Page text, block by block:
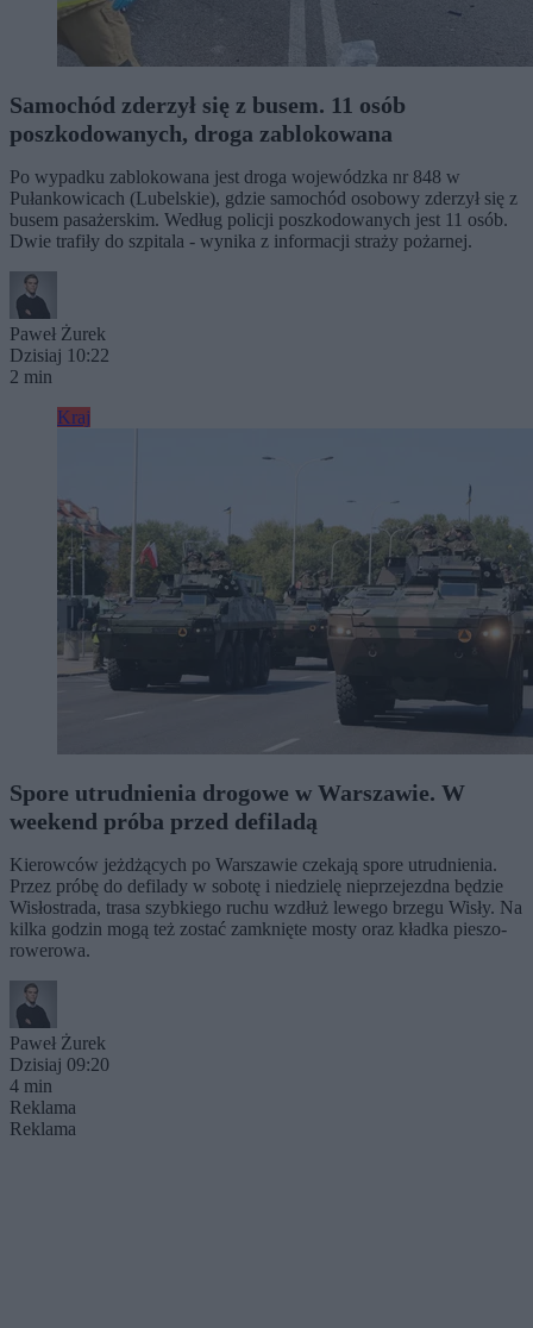
Samochód zderzył się z busem. 11 osób
poszkodowanych, droga zablokowana
Po wypadku zablokowana jest droga wojewódzka nr 848 w
Pułankowicach (Lubelskie), gdzie samochód osobowy zderzył się z
busem pasażerskim. Według policji poszkodowanych jest 11 osób.
Dwie trafiły do szpitala - wynika z informacji straży pożarnej.
Paweł Żurek
Dzisiaj 10:22
2 min
Kraj
Spore utrudnienia drogowe w Warszawie. W
weekend próba przed defiladą
Kierowców jeżdżących po Warszawie czekają spore utrudnienia.
Przez próbę do defilady w sobotę i niedzielę nieprzejezdna będzie
Wisłostrada, trasa szybkiego ruchu wzdłuż lewego brzegu Wisły. Na
kilka godzin mogą też zostać zamknięte mosty oraz kładka pieszo-
rowerowa.
Paweł Żurek
Dzisiaj 09:20
4 min
Reklama
Reklama